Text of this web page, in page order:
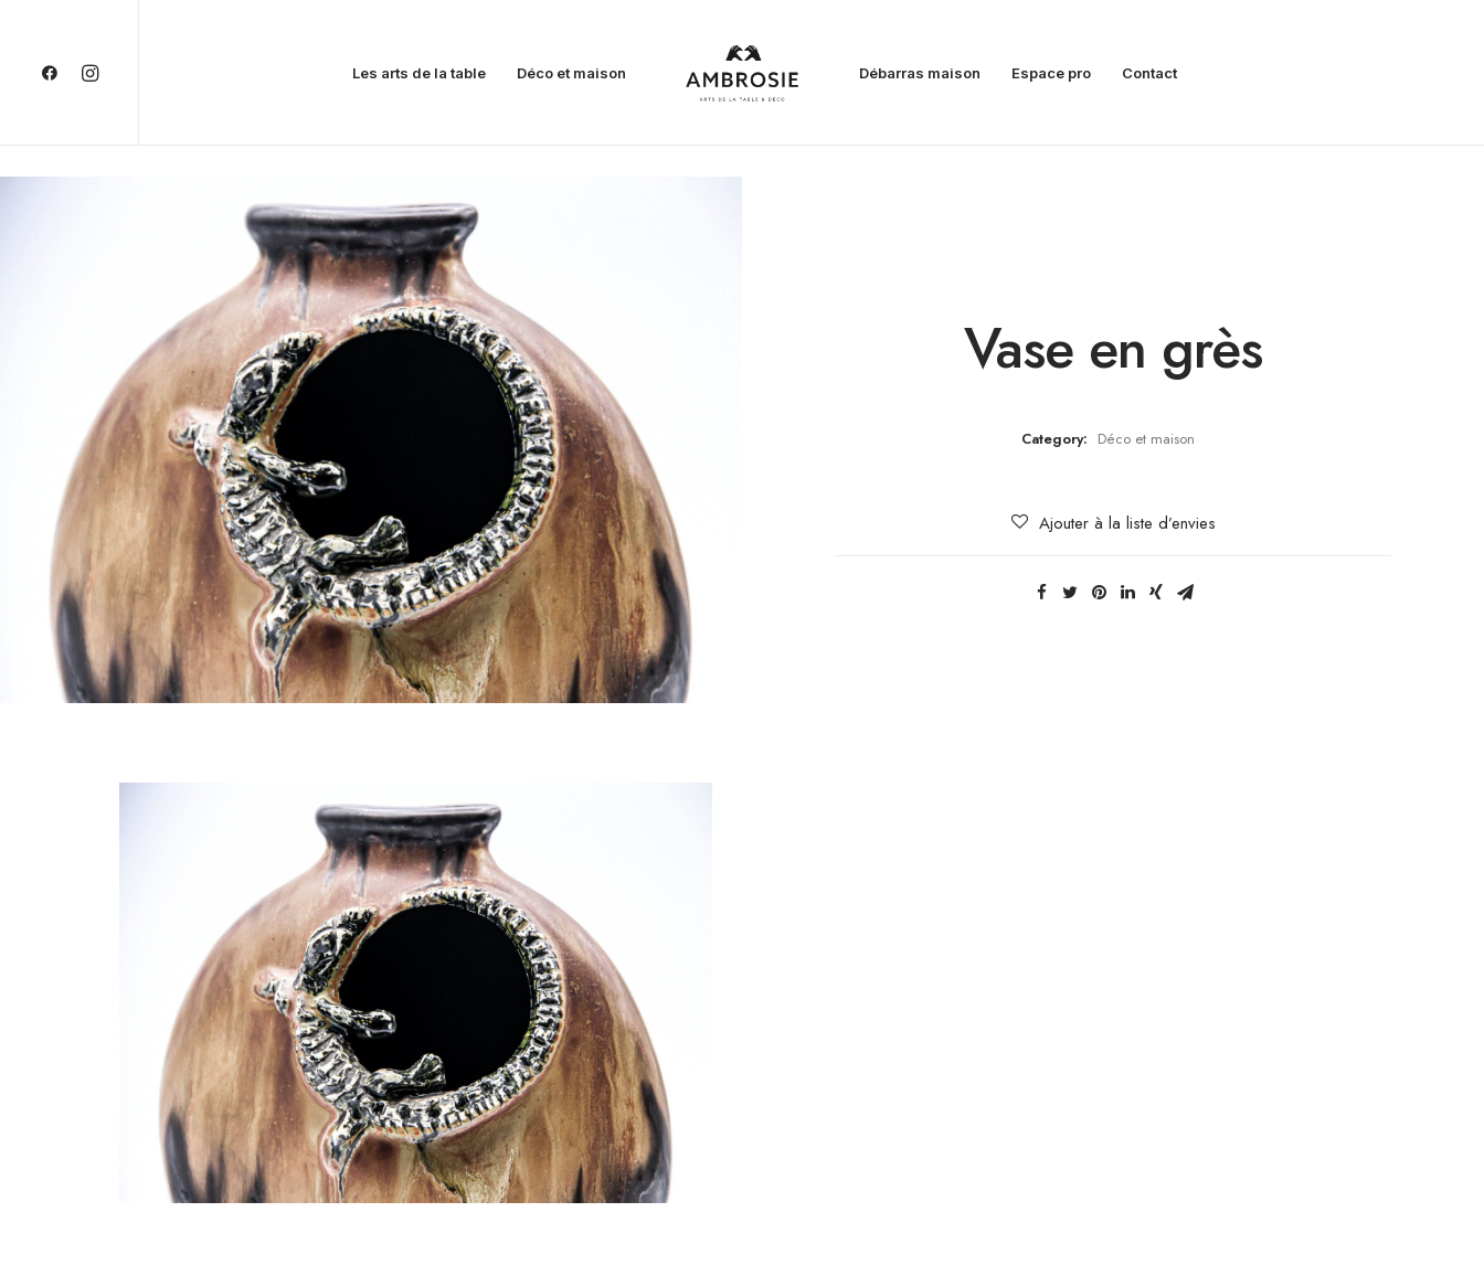
Les arts de la table Déco et maison Débarras maison Espace pro Contact
Vase en grès
Category: Déco et maison
Ajouter à la liste d’envies